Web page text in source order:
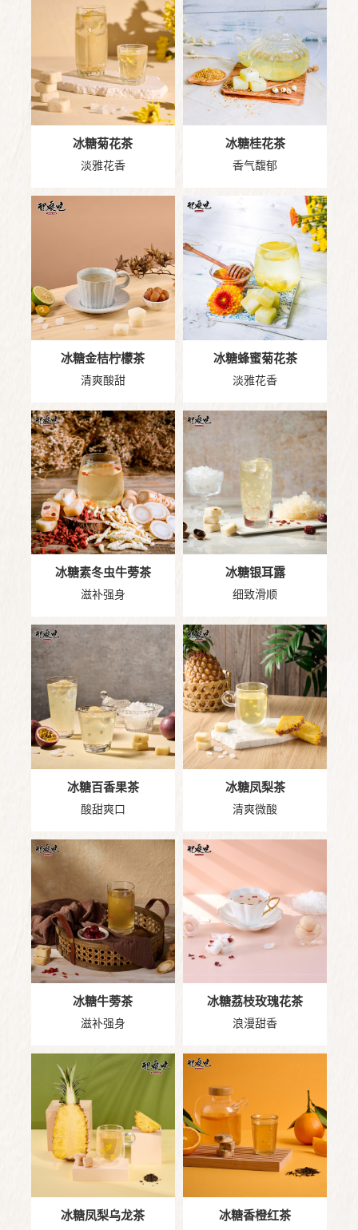
冰糖菊花茶
淡雅花香
冰糖桂花茶
香气馥郁
冰糖金桔柠檬茶
清爽酸甜
冰糖蜂蜜菊花茶
淡雅花香
冰糖素冬虫牛蒡茶
滋补强身
冰糖银耳露
细致滑顺
冰糖百香果茶
酸甜爽口
冰糖凤梨茶
清爽微酸
冰糖牛蒡茶
滋补强身
冰糖荔枝玫瑰花茶
浪漫甜香
冰糖凤梨乌龙茶 冰糖香橙红茶